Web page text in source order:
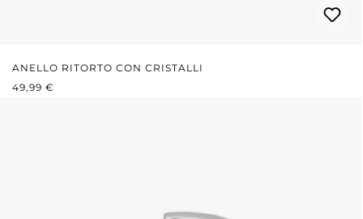
ANELLO RITORTO CON CRISTALLI
PREZZO NORMALE:
49,99 €